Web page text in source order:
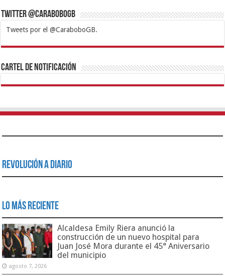
Twitter @CaraboboGB
Tweets por el @CaraboboGB.
1xbetBetturkeyBetistKralbetSupertotobetTipobetMatadorbetMariobet
https://mvbcasino.com/
Cartel de Notificación
Revolución a Diario
Lo Más Reciente
Alcaldesa Emily Riera anunció la
construcción de un nuevo hospital para
Juan José Mora durante el 45° Aniversario
del municipio
agosto 7, 2026